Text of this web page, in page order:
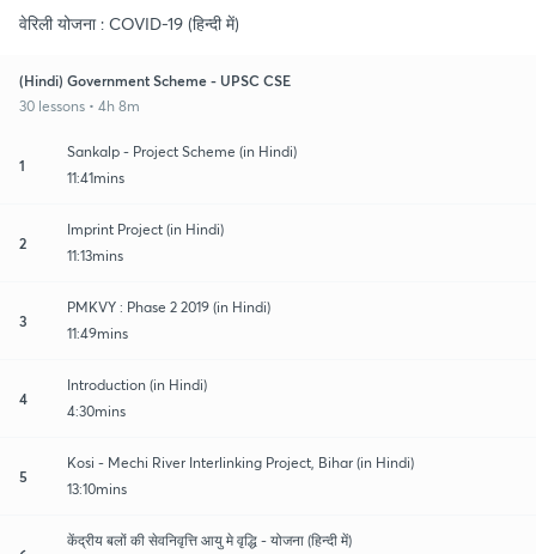
वेरिली योजना : COVID-19 (हिन्दी में)
(Hindi) Government Scheme - UPSC CSE
30 lessons • 4h 8m
1
Sankalp - Project Scheme (in Hindi)
11:41mins
2
Imprint Project (in Hindi)
11:13mins
3
PMKVY : Phase 2 2019 (in Hindi)
11:49mins
4
Introduction (in Hindi)
4:30mins
5
Kosi - Mechi River Interlinking Project, Bihar (in Hindi)
13:10mins
केंद्रीय बलों की सेवनिवृत्ति आयु मे वृद्धि - योजना (हिन्दी में)